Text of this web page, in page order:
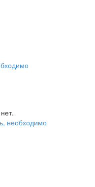
необходимо